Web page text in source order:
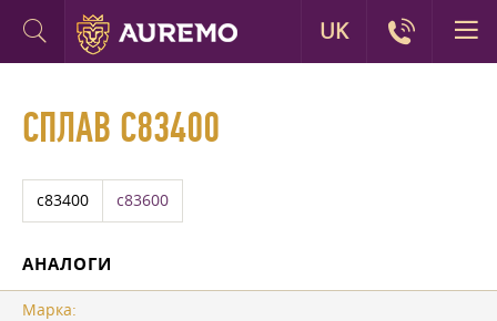
СПЛАВ C83400
c83400 c83600
АНАЛОГИ
Марка:
UK